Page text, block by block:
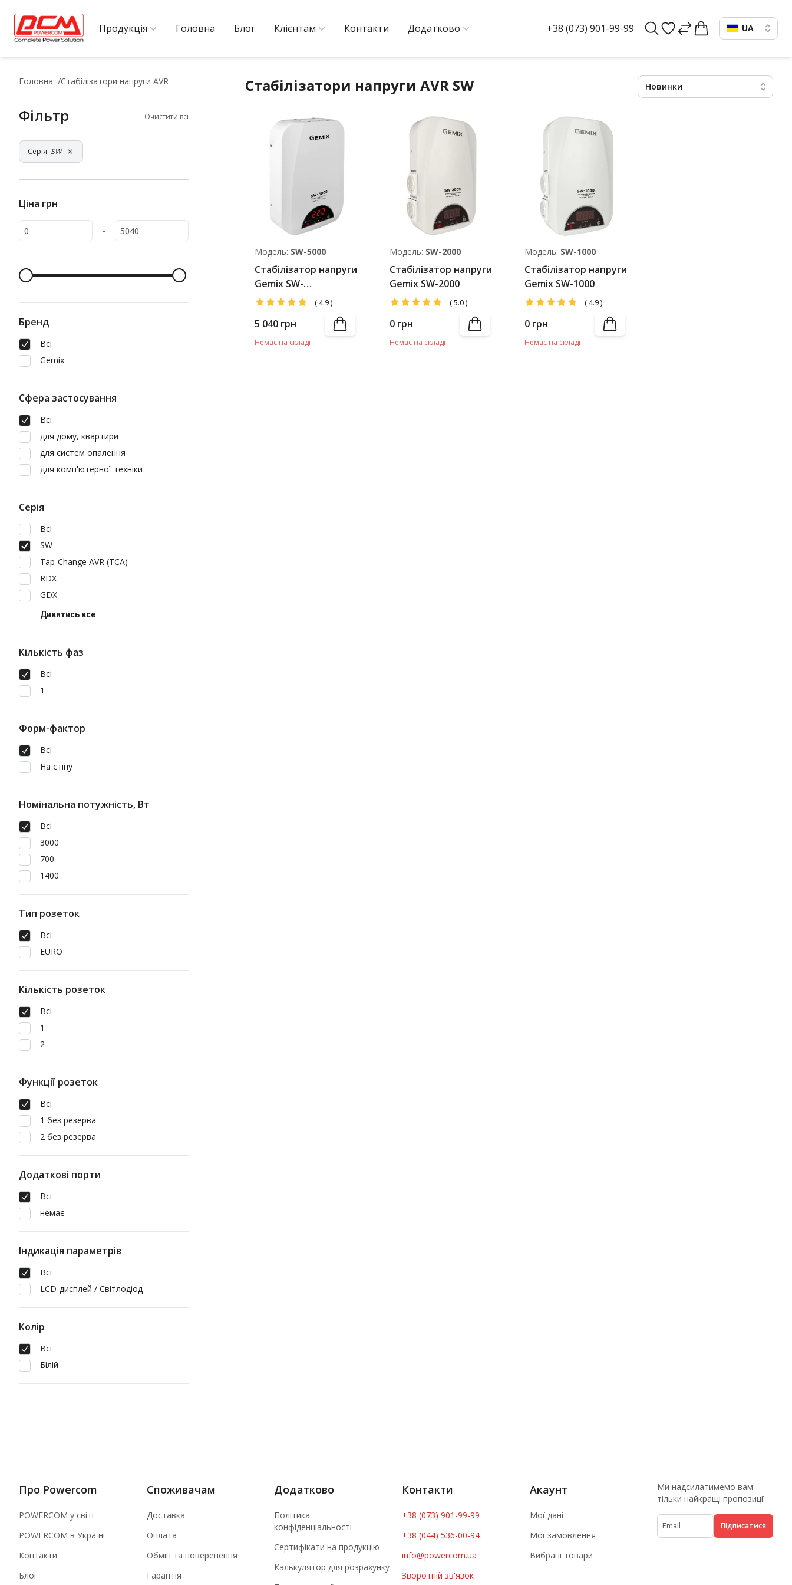
Продукція Головна Блог Клієнтам Контакти Додатково +38 (073) 901-99-99 UA
Головна Стабілізатори напруги AVR
Фільтр Очистити всі
Серія: SW
Ціна грн
-
Бренд
Всі
Gemix
Сфера застосування
Всі
для дому, квартири
для систем опалення
для комп'ютерної техніки
Серія
Всі
SW
Tap-Change AVR (TCA)
RDX
GDX
Дивитись все
Кількість фаз
Всі
1
Форм-фактор
Всі
На стіну
Номінальна потужність, Вт
Всі
3000
700
1400
Тип розеток
Всі
EURO
Кількість розеток
Всі
1
2
Функції розеток
Всі
1 без резерва
2 без резерва
Додаткові порти
Всі
немає
Індикація параметрів
Всі
LCD-дисплей / Світлодіод
Колір
Всі
Білій
Стабілізатори напруги AVR SW Новинки
Модель: SW-5000
Стабілізатор напруги
Gemix SW-
5000(уцінка)
( 4.9)
5 040 грн
Немає на складі
Модель: SW-2000
Стабілізатор напруги
Gemix SW-2000
(5.0)
0 грн
Немає на складі
Модель: SW-1000
Стабілізатор напруги
Gemix SW-1000
( 4.9)
0 грн
Немає на складі
Про Powercom
POWERCOM у світі
POWERCOM в Україні
Контакти
Блог
Споживачам
Доставка
Оплата
Обмін та поверенення
Гарантія
Додатково
Політика
конфіденціальності
Сертифікати на продукцію
Калькулятор для розрахунку
Контакти
+38 (073) 901-99-99
+38 (044) 536-00-94
info@powercom.ua
Зворотній зв'язок
Акаунт
Мої дані
Мої замовлення
Вибрані товари
Ми надсилатимемо вам
тільки найкращі пропозиції
Підписатися